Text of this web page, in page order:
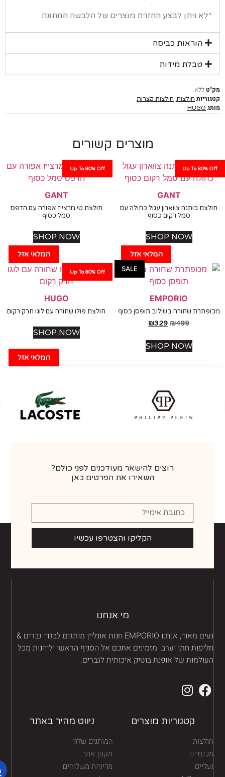
ניתן לבצע החזרת מוצרים של הלבשה תחתונה.
הוראות כביסה
טבלת מידות
ללא
חולצות ,חולצות קצרות
HUGO
מוצרים קשורים
Up To
המלאי אזל
GANT
כותנה צווארון עגול כחולה עם
סמל רקום כסוף
SHOP NOW
Up To 80% Off
המלאי אזל
GANT
חולצת טי מרצייז אפורה עם הדפס
סמל כסוף
SHOP NOW
SALE
EMPORIO
שחורה בשילוב תופסן כסוף
₪
₪329
SHOP NOW
Up To 80% Off
המלאי אזל
HUGO
חולצת פולו שחורה עם לוגו חרק רקום
SHOP NOW
רוצים להישאר מעודכנים לפני כולם?
השאירו את הפרטים כאן
הקליקו והצטרפו עכשיו
מי אנחנו
נעים מאוד, אנחנו EMPORIO חנות אונליין מותגים לבגדי גברים &
חתן וערב. מזמינים אתכם אל הסניף הראשי וליהנות מכל
של אופנת בוטיק איכותית לגברים.
קטגוריות מוצרים
ניווט מהיר באתר
המותגים שלנו
תקנון אתר
מדיניות משלוחים